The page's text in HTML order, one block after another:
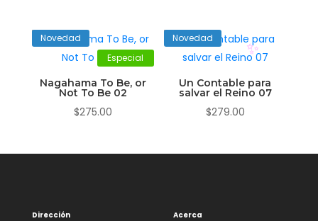
Especial
Novedad
Nagahama To Be, or
Not To Be 02
$275.00
Novedad
Un Contable para
salvar el Reino 07
$279.00
Dirección
Acerca
✨